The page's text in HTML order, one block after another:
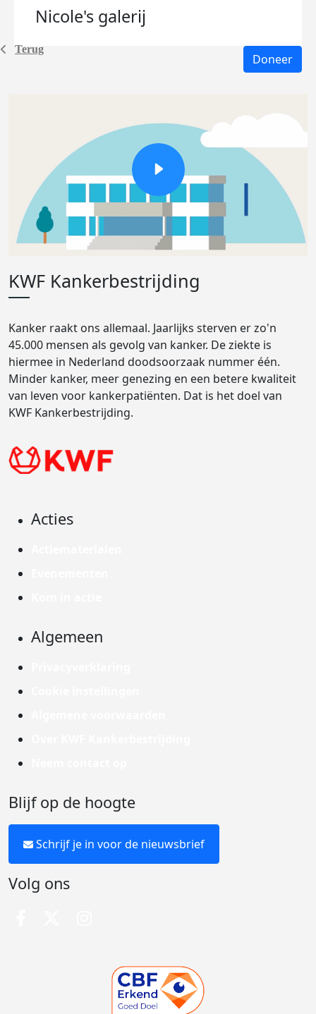
Terug
Nicole's galerij
Doneer
KWF Kankerbestrijding
Kanker raakt ons allemaal. Jaarlijks sterven er zo'n
45.000 mensen als gevolg van kanker. De ziekte is
hiermee in Nederland doodsoorzaak nummer één.
Minder kanker, meer genezing en een betere kwaliteit
van leven voor kankerpatiënten. Dat is het doel van
KWF Kankerbestrijding.
Acties
Algemeen
Blijf op de hoogte
Schrijf je in voor de nieuwsbrief
Volg ons